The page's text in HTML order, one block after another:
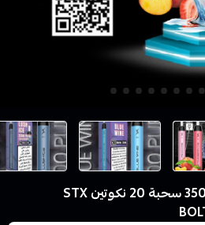
سحبات ستكس الجاهزة 3500 سحبة 20 نكوتين STX